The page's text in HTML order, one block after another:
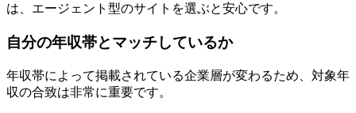
は、エージェント型のサイトを選ぶと安心です。
自分の年収帯とマッチしているか
年収帯によって掲載されている企業層が変わるため、対象年
収の合致は非常に重要です。